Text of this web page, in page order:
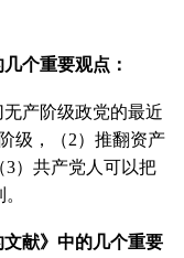
个重要观点：
产阶级政党的最近
级，（2）推翻资产
3）共产党人可以把
献》中的几个重要